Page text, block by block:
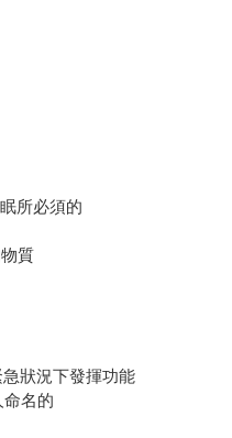
所必須的
質
狀況下發揮功能
命名的